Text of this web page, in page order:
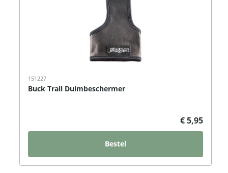
151227
Buck Trail Duimbeschermer
€ 5,95
Bestel